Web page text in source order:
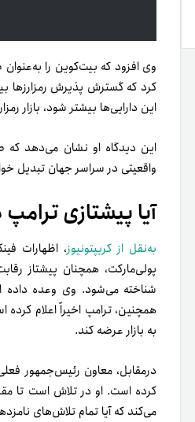
وی افزود که بیت‌کوین را
کرد که گسترش‌ پذیرش رمزارزها
این دارایی‌ها بیشتر شود، بازار
این دیدگاه او نشان می‌دهد که
واقعیتی در سراسر جهان تبدیل
آیا پیشتازی
به‌نقل از کریپتونیوز
پولی‌مارکت، همچنان پیشتاز
شناخته می‌شود. وی وعده داده
به بازار عرضه کند.
درمقابل، معاون رئیس‌جمهور فعلی
کرده است. او در تلاش است تا
می‌کند که آیا تمام تلاش‌های